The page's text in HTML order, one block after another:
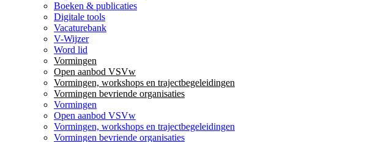
Boeken & publicaties
Digitale tools
Vacaturebank
V-Wijzer
Word lid
Vormingen
Open aanbod VSVw
Vormingen, workshops en trajectbegeleidingen
Vormingen bevriende organisaties
Vormingen
Open aanbod VSVw
Vormingen, workshops en trajectbegeleidingen
Vormingen bevriende organisaties